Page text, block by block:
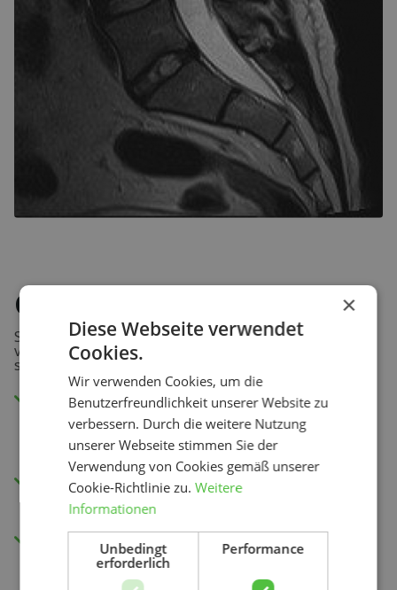
Online Übungsprogramm
Sie lernen, welche Übungen Ihre Beschwerden
verbessern, wie Sie sie durchführen und wie oft. So
sind Sie 100% sicher, dass Sie das Richtige tun.
Sehen Sie sich die Anleitungsvideos in
unserer App oder über Ihren
Internetbrowser an.
Wöchentlich neue Übungen zur
Verbesserung Ihrer Belastbarkeit.
Einsicht in Ihren Fortschritt und Ihre
Genesung mit unserer Schmerzbewertung.
×
Diese Webseite verwendet
Cookies.
Wir verwenden Cookies, um die
Benutzerfreundlichkeit unserer Website zu
verbessern. Durch die weitere Nutzung
unserer Webseite stimmen Sie der
Verwendung von Cookies gemäß unserer
Cookie-Richtlinie zu.Weitere
Informationen
Unbedingt
erforderlich
Performance